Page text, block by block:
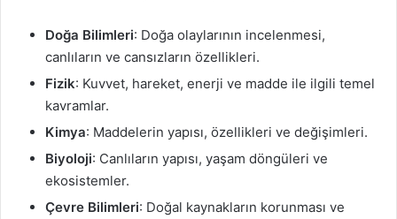
Doğa Bilimleri: Doğa olaylarının incelenmesi,
canlıların ve cansızların özellikleri.
Fizik: Kuvvet, hareket, enerji ve madde ile ilgili temel
kavramlar.
Kimya: Maddelerin yapısı, özellikleri ve değişimleri.
Biyoloji: Canlıların yapısı, yaşam döngüleri ve
ekosistemler.
Çevre Bilimleri: Doğal kaynakların korunması ve